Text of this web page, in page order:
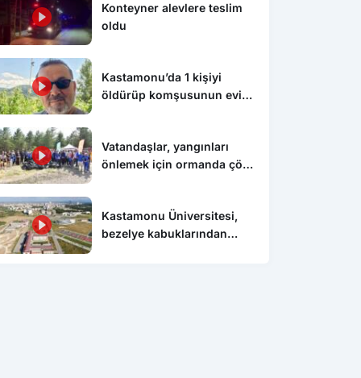
Konteyner alevlere teslim
oldu
Kastamonu’da 1 kişiyi
öldürüp komşusunun evini
Vatandaşlar, yangınları
önlemek için ormanda çöp
Kastamonu Üniversitesi,
bezelye kabuklarından